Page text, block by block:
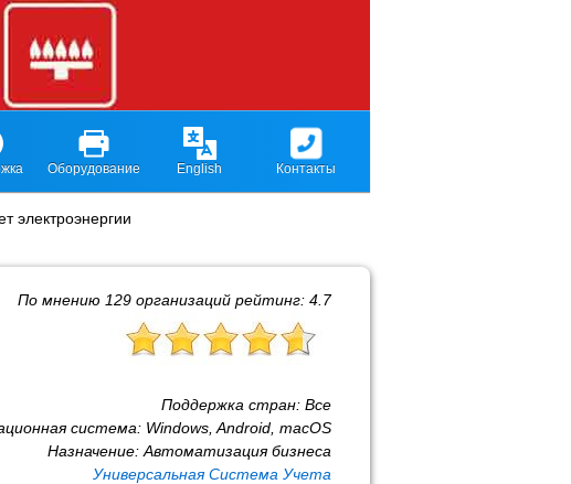
Оборудование English Контакты
электроэнергии
По мнению 129 организаций рейтинг: 4.7
Поддержка стран: Все
система: Windows, Android, macOS
Назначение: Автоматизация бизнеса
Универсальная Система Учета